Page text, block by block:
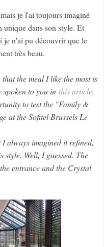
je l'ai toujours imaginé
unique dans son style. Et
je n'ai pu découvrir que le
très beau.
the meal I like the most is
spoken to you in this article.
to test the "Family &
at the Sofitel Brussels Le
always imagined it refined,
Well, I guessed. The
entrance and the Crystal